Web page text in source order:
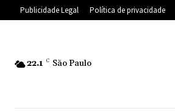
Publicidade Legal Política de privacidade
22.1 C São Paulo